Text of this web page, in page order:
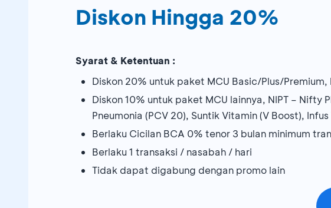
Diskon Hingga 20%
Syarat & Ketentuan :
Diskon 20% untuk paket MCU Basic/Plus/
Diskon 10% untuk paket MCU lainnya, NIPT – Nifty
Pneumonia (PCV 20), Suntik Vitamin (V Boost),
Berlaku Cicilan BCA 0% tenor 3 bulan minimum
Berlaku 1 transaksi / nasabah / hari
Tidak dapat digabung dengan promo lain